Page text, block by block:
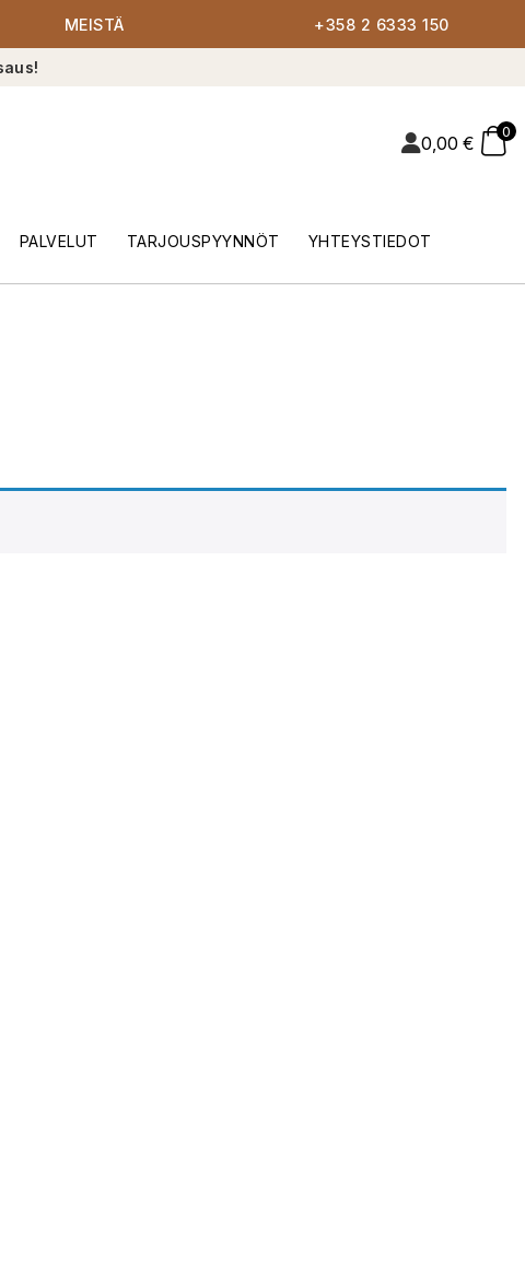
MEISTÄ +358 2 6333 150
0,00 €
0
PALVELUT TARJOUSPYYNNÖT YHTEYSTIEDOT